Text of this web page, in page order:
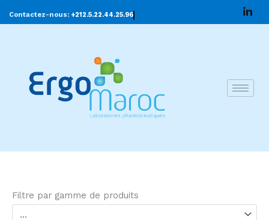
au
Contactez-nous: +212.5.22.44.25.96
Filtre par gamme de produits